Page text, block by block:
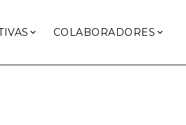
COLABORADORES